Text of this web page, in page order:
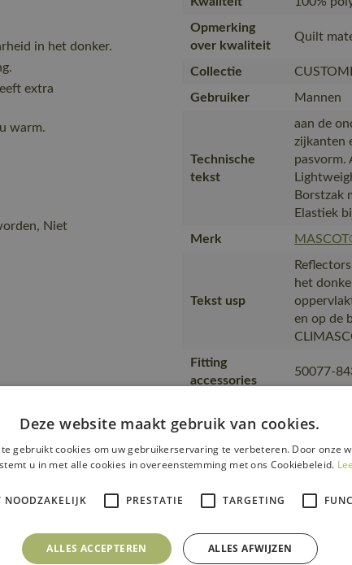
in het donker.
extra
warm.
Niet
Opmerking
over kwaliteit
Quilt
Collectie
Gebruiker
Mannen
Technische
tekst
aan de
zijkanten
pasvorm.
Borstzak
Elastiek
Merk
Tekst usp
het
en op de
Fitting
accessories
50077-
Transport en
verpakking
is
productie
met
waarin
Productie
wat het
en
Deze website maakt gebruik van cookies.
gebruikt cookies om uw gebruikerservaring te verbeteren. Door onze
u in met alle cookies in overeenstemming met ons Cookiebeleid.
NOODZAKELIJK PRESTATIE TARGETING
ALLES ACCEPTEREN ALLES AFWIJZEN